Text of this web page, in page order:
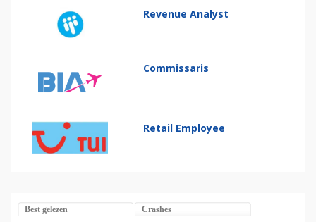
Revenue Analyst
Commissaris
Retail Employee
Best gelezen Crashes